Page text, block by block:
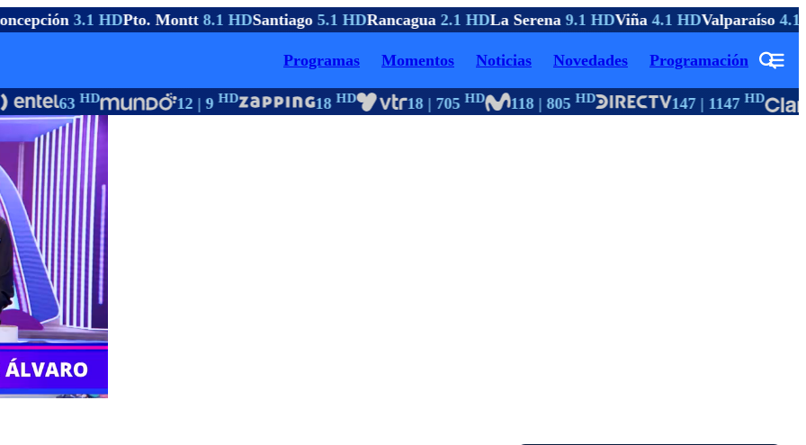
3.1 HDPto. Montt8.1 HDSantiago5.1 HDRancagua2.1 HDLa Serena9.1 HDViña4.1 HDValparaíso4.1
Programas Momentos Noticias Novedades Programación
63HD 12 | 9HD 18HD 18 | 705HD 118 | 805HD 147 | 1147HD